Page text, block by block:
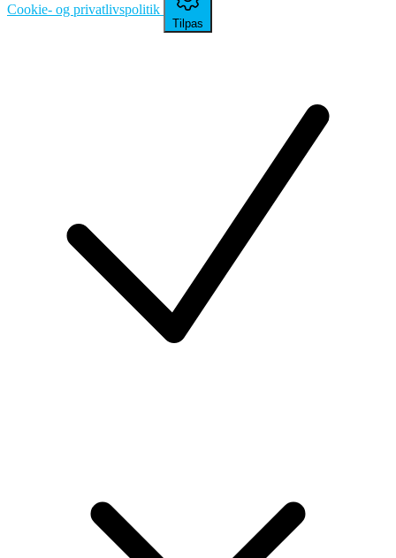
Cookie- og privatlivspolitik
Tilpas